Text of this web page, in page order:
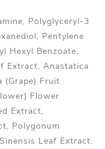
Polyglyceryl-3
Pentylene
Hexyl Benzoate,
Extract, Anastatica
(Grape) Fruit
Flower
Extract,
Polygonum
Leaf Extract,